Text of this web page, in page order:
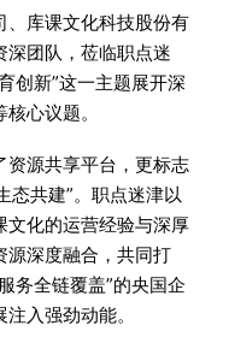
、库课文化科技股份有
深团队，莅临职点迷
创新”这一主题展开深
心议题。
资源共享平台，更标志
态共建”。职点迷津以
文化的运营经验与深厚
源深度融合，共同打
务全链覆盖”的央国企
入强劲动能。